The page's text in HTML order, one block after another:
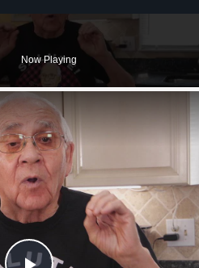
Now Playing